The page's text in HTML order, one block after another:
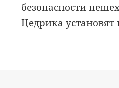
безопасности
Цедрика